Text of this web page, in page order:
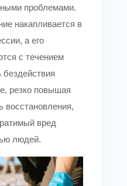
проблемами.
накапливается в
а его
с течением
резко повышая
восстановления,
вред
людей.